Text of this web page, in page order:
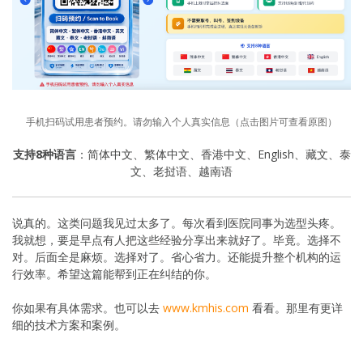
手机扫码试用患者预约。请勿输入个人真实信息（点击图片可查看原图）
支持8种语言：简体中文、繁体中文、香港中文、English、藏文、泰
文、老挝语、越南语
说真的。这类问题我见过太多了。每次看到医院同事为选型头疼。
我就想，要是早点有人把这些经验分享出来就好了。毕竟。选择不
对。后面全是麻烦。选择对了。省心省力。还能提升整个机构的运
行效率。希望这篇能帮到正在纠结的你。
你如果有具体需求。也可以去 www.kmhis.com 看看。那里有更详
细的技术方案和案例。